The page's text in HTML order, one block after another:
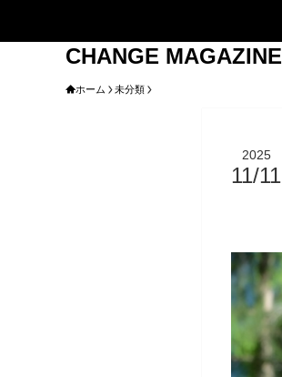
CHANGE MAGAZINE
ホーム 未分類
2025
11/11